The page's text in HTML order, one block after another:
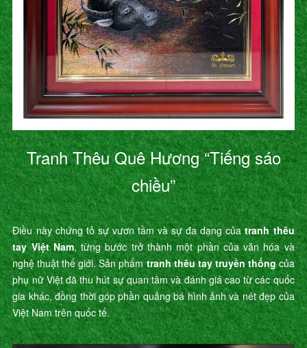
Tranh Thêu Quê Hương “Tiếng sáo
chiều”
Điều này chứng tỏ sự vươn tầm và sự đa dạng củatranh thêu
tay Việt Nam, từng bước trở thành một phần của văn hóa và
nghệ thuật thế giới. Sản phẩmtranh thêu tay truyền thốngcủa
phụ nữ Việt đã thu hút sự quan tâm và đánh giá cao từ các quốc
gia khác, đồng thời góp phần quảng bá hình ảnh và nét đẹp của
Việt Nam trên quốc tế.